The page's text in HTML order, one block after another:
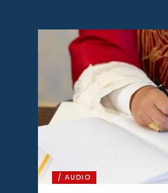
/ AUDIO